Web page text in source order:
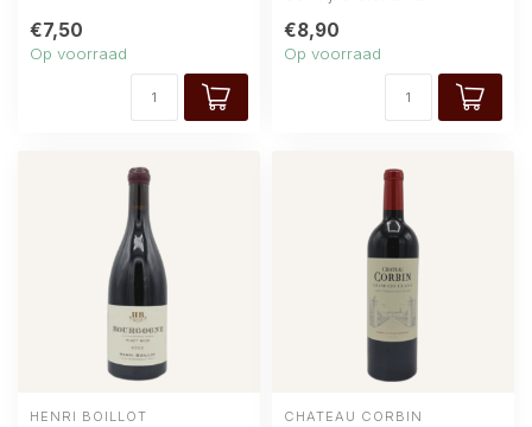
€7,50
Op voorraad
met rij...
€8,90
Op voorraad
HENRI BOILLOT CHÂTEAU CORBIN